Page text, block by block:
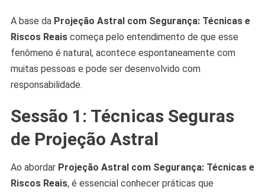
A base da Projeção Astral com Segurança: Técnicas e
Riscos Reaiscomeça pelo entendimento de que esse
fenômeno é natural, acontece espontaneamente com
muitas pessoas e pode ser desenvolvido com
responsabilidade.
Sessão 1: Técnicas Seguras
de Projeção Astral
Ao abordar Projeção Astral com Segurança: Técnicas e
Riscos Reais, é essencial conhecer práticas que